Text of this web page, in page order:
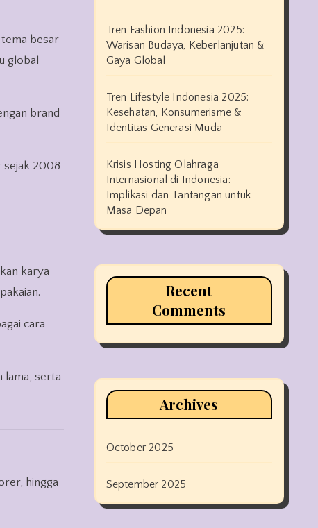
tema besar
global
brand
sejak 2008
karya
cara
lama, serta
hingga
Tren Fashion Indonesia 2025:
Warisan Budaya, Keberlanjutan &
Gaya Global
Tren Lifestyle Indonesia 2025:
Kesehatan, Konsumerisme &
Identitas Generasi Muda
Krisis Hosting Olahraga
Internasional di Indonesia:
Implikasi dan Tantangan untuk
Masa Depan
Recent
Comments
Archives
October 2025
September 2025